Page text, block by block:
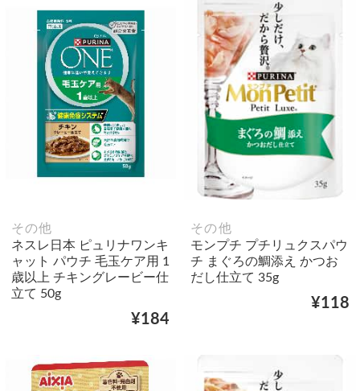
その他
ネスレ日本 ピュリナワンキ
ャット パウチ 毛玉ケア用 1
歳以上 チキングレービー仕
立て 50g
¥184
その他
モンプチ プチリュクスパウ
チ まぐろの鯛添え かつお
だし仕立て 35g
¥118